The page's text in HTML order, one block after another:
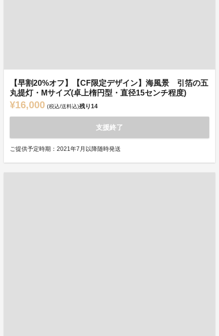
【早割20%オフ】【CF限定デザイン】海風景 引箔の五
丸提灯・Mサイズ(卓上楕円型・直径15センチ程度)
¥16,000 (税込/送料込)残り14
支援終了
ご提供予定時期：2021年7月以降随時発送